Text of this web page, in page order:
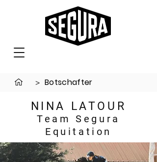
> Botschafter
NINA LATOUR
Team Segura
Equitation